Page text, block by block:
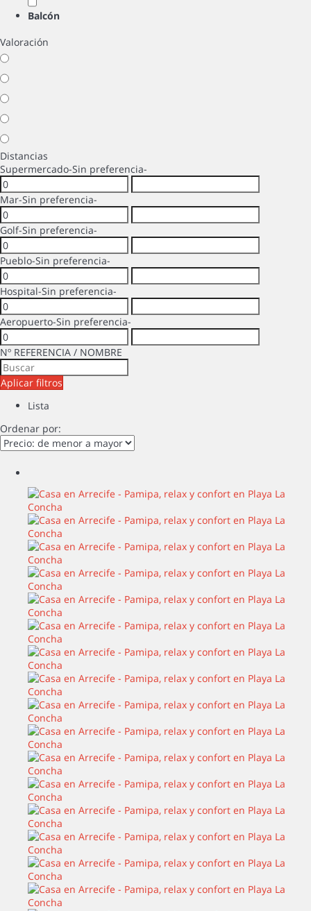
Balcón
Valoración
Distancias
Supermercado-Sin preferencia-
Mar-Sin preferencia-
Golf-Sin preferencia-
Pueblo-Sin preferencia-
Hospital-Sin preferencia-
Aeropuerto-Sin preferencia-
Nº REFERENCIA / NOMBRE
Aplicar filtros
Lista
Ordenar por: